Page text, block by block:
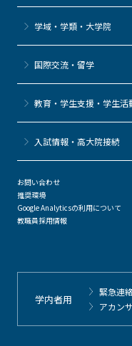
学域・学類・大学院
国際交流・留学
教育・学生支援・学生活
⼊試情報・高大院接続
お問い合わせ
推奨環境
Google Analyticsの利用について
教職員採用情報
学内者用
緊急連
アカン